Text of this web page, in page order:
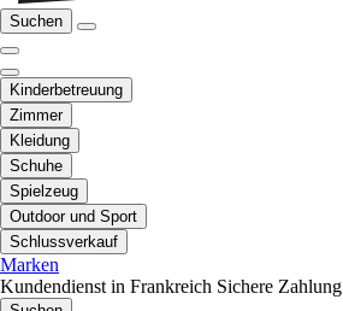
Suchen
Kinderbetreuung
Zimmer
Kleidung
Schuhe
Spielzeug
Outdoor und Sport
Schlussverkauf
Marken
Kundendienst in Frankreich Sichere Zahlung